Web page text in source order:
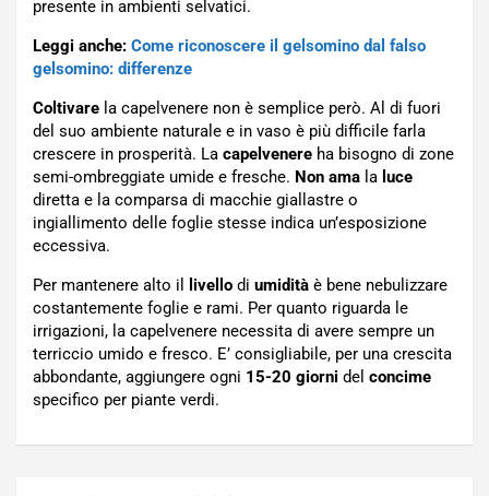
presente in ambienti selvatici.
Leggi anche: Come riconoscere il gelsomino dal falso
gelsomino: differenze
Coltivare la capelvenere non è semplice però. Al di fuori
del suo ambiente naturale e in vaso è più difficile farla
crescere in prosperità. La capelvenere ha bisogno di zone
semi-ombreggiate umide e fresche. Non ama la luce
diretta e la comparsa di macchie giallastre o
ingiallimento delle foglie stesse indica un’esposizione
eccessiva.
Per mantenere alto il
livello di umidità è bene nebulizzare
costantemente foglie e rami. Per quanto riguarda le
irrigazioni, la capelvenere necessita di avere sempre un
terriccio umido e fresco. E’ consigliabile, per una crescita
abbondante, aggiungere ogni 15-20 giorni del concime
specifico per piante verdi.